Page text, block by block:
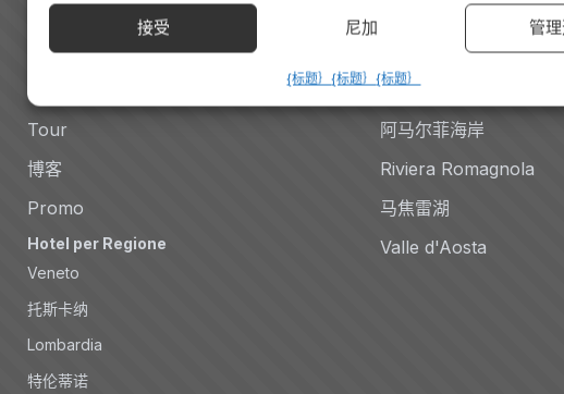
接受 尼加 管
{标题｝{标题｝{标题｝
酒店
Voli
Noleggio Auto
Tour
博客
Promo
Hotel per Regione
Veneto
托斯卡纳
Lombardia
特伦蒂诺
科莫湖
阿马尔菲海岸
Riviera Romagnola
马焦雷湖
Valle d'Aosta